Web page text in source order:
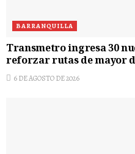
BARRANQUILLA
Transmetro ingresa 30
reforzar rutas de mayor
6 DE AGOSTO DE 2026